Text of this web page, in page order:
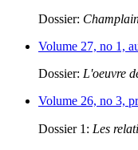
Dossier:
Volume 27, no 1,
Dossier: L'oeuvre
Volume 26, no 3,
Dossier 1: Les